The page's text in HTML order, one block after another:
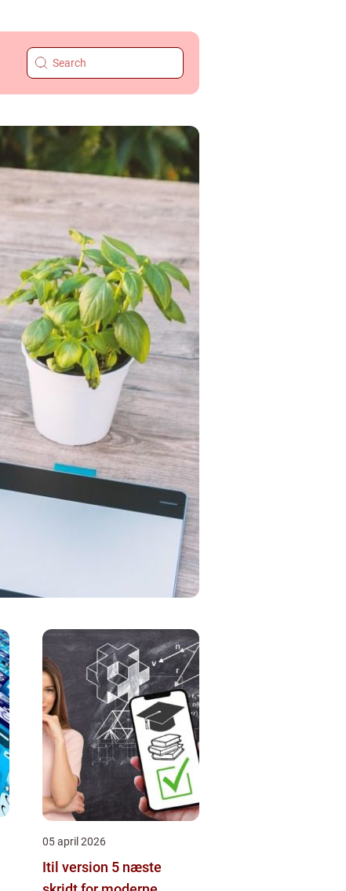
05 april 2026
Itil version 5 næste